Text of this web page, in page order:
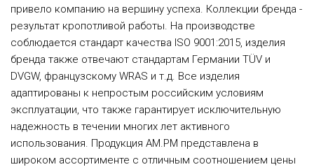
привело компанию на вершину успеха. Коллекции бренда -
результат кропотливой работы. На производстве
соблюдается стандарт качества ISO 9001:2015, изделия
бренда также отвечают стандартам Германии TÜV и
DVGW, французскому WRAS и т.д. Все изделия
адаптированы к непростым российским условиям
эксплуатации, что также гарантирует исключительную
надежность в течении многих лет активного
использования. Продукция AM.PM представлена в
широком ассортименте с отличным соотношением цены